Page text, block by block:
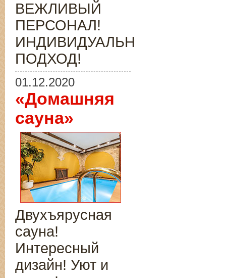
ВЕЖЛИВЫЙ
ПЕРСОНАЛ!
ИНДИВИДУАЛЬНЫЙ
ПОДХОД!
01.12.2020
«Домашняя
сауна»
Двухъярусная
сауна!
Интересный
дизайн! Уют и